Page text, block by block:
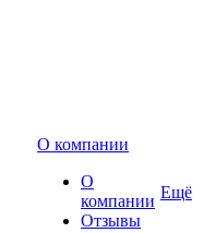
О компании
О
компании
Отзывы
Ещё